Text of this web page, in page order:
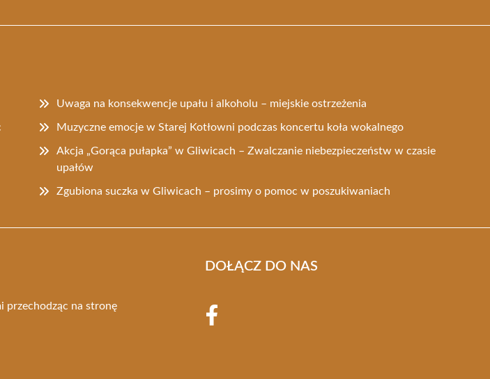
Uwaga na konsekwencje upału i alkoholu – miejskie ostrzeżenia
Muzyczne emocje w Starej Kotłowni podczas koncertu koła wokalnego
Akcja „Gorąca pułapka” w Gliwicach – Zwalczanie niebezpieczeństw w czasie
upałów
Zgubiona suczka w Gliwicach – prosimy o pomoc w poszukiwaniach
przechodząc na stronę
DOŁĄCZ DO NAS